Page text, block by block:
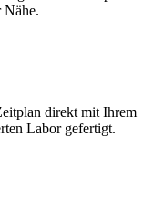
Nähe.
direkt mit Ihrem
Labor gefertigt.